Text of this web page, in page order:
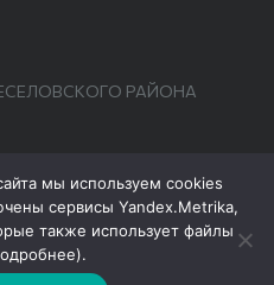
РАЙОНА
мы используем cookies
сервисы Yandex.Metrika,
также использует файлы
).